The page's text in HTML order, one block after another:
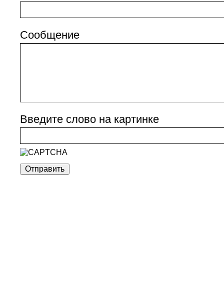
Сообщение
Введите слово на картинке